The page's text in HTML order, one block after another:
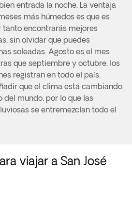
entrada la noche. La ventaja
más húmedos es que es
encontrarás mejores
sin olvidar que puedes
soleadas. Agosto es el mes
que septiembre y octubre, los
registran en todo el país.
que el clima está cambiando
del mundo, por lo que las
se entremezclan todo el
viajar a San José